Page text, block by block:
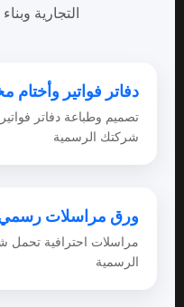
التجارية
دفاتر فواتير
تصميم وطباعة دفاتر
شركتك الرسمية
ورق مراسلات
مراسلات احترافية تحمل
الرسمية